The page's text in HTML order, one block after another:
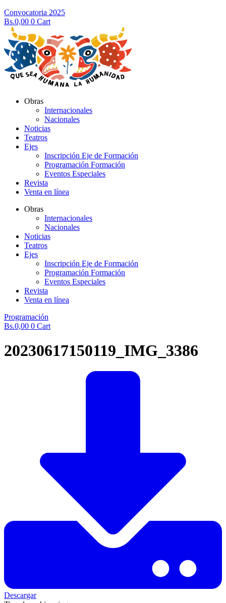
Convocatoria 2025
Bs.0,00 0 Cart
Obras
Internacionales
Nacionales
Noticias
Teatros
Ejes
Inscripción Eje de Formación
Programación Formación
Eventos Especiales
Revista
Venta en línea
Obras
Internacionales
Nacionales
Noticias
Teatros
Ejes
Inscripción Eje de Formación
Programación Formación
Eventos Especiales
Revista
Venta en línea
Programación
Bs.0,00 0 Cart
20230617150119_IMG_3386
Descargar